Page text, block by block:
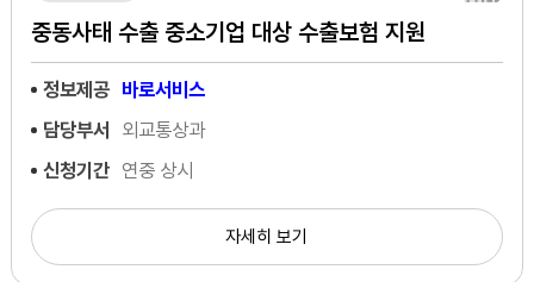
중동사태 수출 중소기업 대상 수출보험 지원
정보제공 바로서비스
담당부서
외교통상과
신청기간 연중 상시
자세히 보기